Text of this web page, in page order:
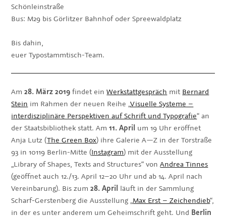
Schönleinstraße
Bus: M29 bis Görlitzer Bahnhof oder Spreewaldplatz
Bis dahin,
euer Typostammtisch-Team.
Am 28. März 2019 findet einWerkstattgespräch mit Bernard
Stein im Rahmen der neuen Reihe „Visuelle Systeme –
interdisziplinäre Perspektiven auf Schrift und Typografie“ an
der Staatsbibliothek statt. Am11. April um 19 Uhr eröffnet
Anja Lutz (The Green Box) ihre Galerie A—Z in der Torstraße
93 in 10119 Berlin-Mitte (Instagram) mit der Ausstellung
„Library of Shapes, Texts and Structures“ vonAndrea Tinnes
(geöffnet auch 12./13. April 12–20 Uhr und ab 14. April nach
Vereinbarung). Bis zum28. April läuft in der Sammlung
Scharf-Gerstenberg die Ausstellung „Max Erst – Zeichendieb“,
in der es unter anderem um Geheimschrift geht. Und Berlin